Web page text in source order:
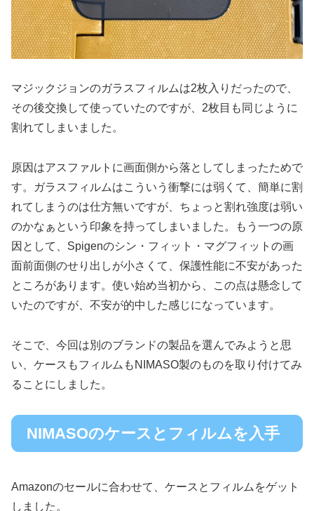
マジックジョンのガラスフィルムは2枚入りだったので、
その後交換して使っていたのですが、2枚目も同じように
割れてしまいました。
原因はアスファルトに画面側から落としてしまったためで
す。ガラスフィルムはこういう衝撃には弱くて、簡単に割
れてしまうのは仕方無いですが、ちょっと割れ強度は弱い
のかなぁという印象を持ってしまいました。もう一つの原
因として、Spigenのシン・フィット・マグフィットの画
面前面側のせり出しが小さくて、保護性能に不安があった
ところがあります。使い始め当初から、この点は懸念して
いたのですが、不安が的中した感じになっています。
そこで、今回は別のブランドの製品を選んでみようと思
い、ケースもフィルムもNIMASO製のものを取り付けてみ
ることにしました。
NIMASOのケースとフィルムを入手
Amazonのセールに合わせて、ケースとフィルムをゲット
しました。